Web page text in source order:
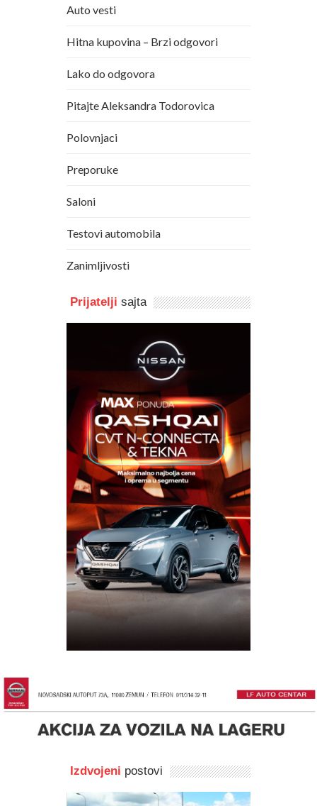
Auto vesti
Hitna kupovina – Brzi odgovori
Lako do odgovora
Pitajte Aleksandra Todorovica
Polovnjaci
Preporuke
Saloni
Testovi automobila
Zanimljivosti
Prijatelji sajta
Izdvojeni postovi